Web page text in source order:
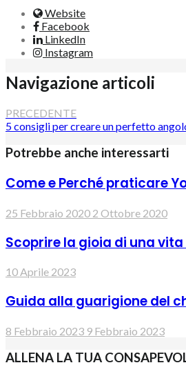
Website
Facebook
LinkedIn
Instagram
Navigazione articoli
PRECEDENTE
5 consigli per creare un perfetto
Potrebbe anche interessarti
Come e Perché praticare
25 Febbraio 2020 2 Ottobre 2020
Scoprire la gioia di una
10 Aprile 2023
Guida alla guarigione del
8 Febbraio 2023 9 Febbraio 2023
ALLENA LA TUA